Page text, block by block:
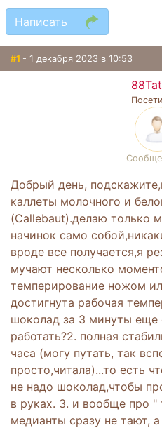
Написать
#1 - 1 декабря 2023 в 10:53
Добрый день,
каллеты молочного и
(Callebaut).делаю только
начинок само
вроде все получается,я
мучают несколько
темперирование ножом
достигнута рабочая
шоколад за 3 минуты
работать?2. полная
часа (могу путать, так
просто,читала)...то есть
не надо шоколад,чтобы
в руках. 3. и вообще про "
медианты сразу не тают,